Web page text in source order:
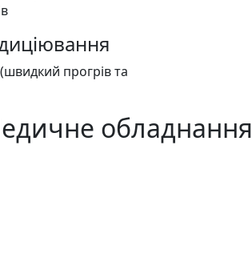
прогрів та
обладнання